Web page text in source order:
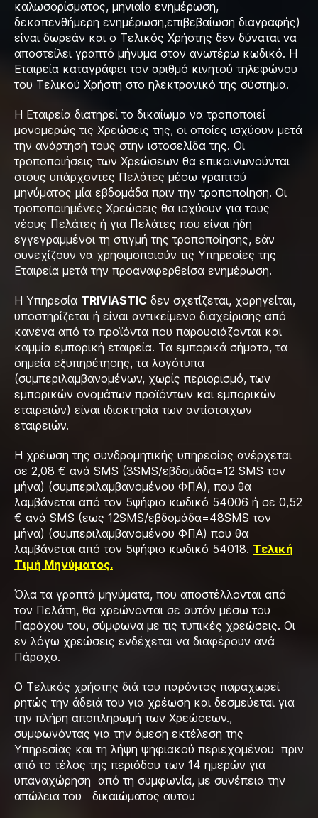
καλωσορίσματος, μηνιαία ενημέρωση,
δεκαπενθήμερη ενημέρωση,επιβεβαίωση διαγραφής)
είναι δωρεάν και ο Τελικός Χρήστης δεν δύναται να
αποστείλει γραπτό μήνυμα στον ανωτέρω κωδικό. Η
Εταιρεία καταγράφει τον αριθμό κινητού τηλεφώνου
του Τελικού Χρήστη στο ηλεκτρονικό της σύστημα.
Η Εταιρεία διατηρεί το δικαίωμα να τροποποιεί
μονομερώς τις Χρεώσεις της, οι οποίες ισχύουν μετά
την ανάρτησή τους στην ιστοσελίδα της. Οι
τροποποιήσεις των Χρεώσεων θα επικοινωνούνται
στους υπάρχοντες Πελάτες μέσω γραπτού
μηνύματος μία εβδομάδα πριν την τροποποίηση. Οι
τροποποιημένες Χρεώσεις θα ισχύουν για τους
νέους Πελάτες ή για Πελάτες που είναι ήδη
εγγεγραμμένοι τη στιγμή της τροποποίησης, εάν
συνεχίζουν να χρησιμοποιούν τις Υπηρεσίες της
Εταιρεία μετά την προαναφερθείσα ενημέρωση.
Η Υπηρεσία TRIVIASTIC δεν σχετίζεται, χορηγείται,
υποστηρίζεται ή είναι αντικείμενο διαχείρισης από
κανένα από τα προϊόντα που παρουσιάζονται και
καμμία εμπορική εταιρεία. Τα εμπορικά σήματα, τα
σημεία εξυπηρέτησης, τα λογότυπα
(συμπεριλαμβανομένων, χωρίς περιορισμό, των
εμπορικών ονομάτων προϊόντων και εμπορικών
εταιρειών) είναι ιδιοκτησία των αντίστοιχων
εταιρειών.
H χρέωση της συνδρομητικής υπηρεσίας ανέρχεται
σε 2,08 € ανά SMS (3SMS/εβδομάδα=12 SMS τον
μήνα) (συμπεριλαμβανομένου ΦΠΑ), που θα
λαμβάνεται από τον 5ψήφιο κωδικό 54006 ή σε 0,52
€ ανά SMS (εως 12SMS/εβδομάδα=48SMS τον
μήνα) (συμπεριλαμβανομένου ΦΠΑ) που θα
λαμβάνεται από τον 5ψήφιο κωδικό 54018. Τελική
Τιμή Μηνύματος.
Όλα τα γραπτά μηνύματα, που αποστέλλονται από
τον Πελάτη, θα χρεώνονται σε αυτόν μέσω του
Παρόχου του, σύμφωνα με τις τυπικές χρεώσεις. Οι
εν λόγω χρεώσεις ενδέχεται να διαφέρουν ανά
Πάροχο.
Ο Τελικός χρήστης διά του παρόντος παραχωρεί
ρητώς την άδειά του για χρέωση και δεσμεύεται για
την πλήρη αποπληρωμή των Χρεώσεων.,
συμφωνόντας για την άμεση εκτέλεση της
Υπηρεσίας και τη λήψη ψηφιακού περιεχομένου πριν
από το τέλος της περιόδου των 14 ημερών για
υπαναχώρηση από τη συμφωνία, με συνέπεια την
απώλεια του δικαιώματος αυτου